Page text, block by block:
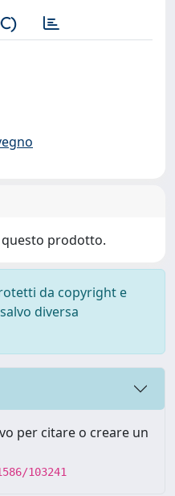
questo prodotto.
da copyright e
diversa
per citare o creare un
103241